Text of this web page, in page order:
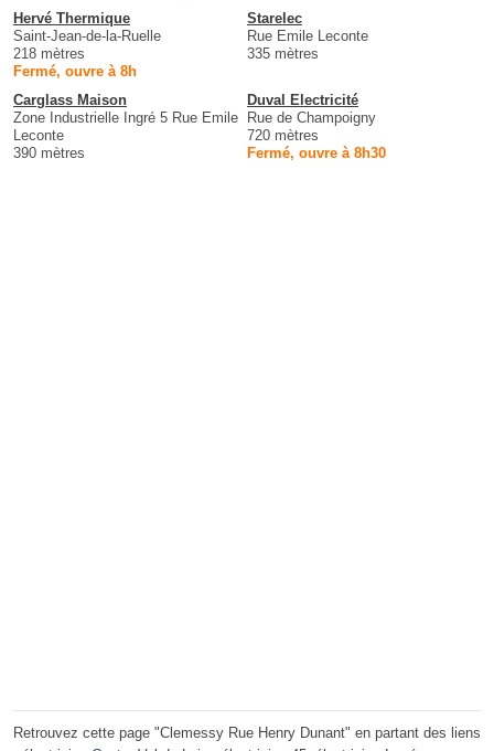
Hervé Thermique
Saint-Jean-de-la-Ruelle
218 mètres
Fermé, ouvre à 8h
Starelec
Rue Emile Leconte
335 mètres
Carglass Maison
Zone Industrielle Ingré 5 Rue Emile
Leconte
390 mètres
Duval Electricité
Rue de Champoigny
720 mètres
Fermé, ouvre à 8h30
Retrouvez cette page "Clemessy Rue Henry Dunant" en partant des liens